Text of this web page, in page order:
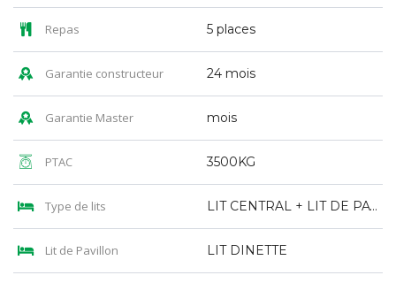
Repas 5 places
Garantie constructeur 24 mois
Garantie Master mois
PTAC 3500KG
Type de lits LIT CENTRAL + LIT DE PAVILLON
Lit de Pavillon LIT DINETTE